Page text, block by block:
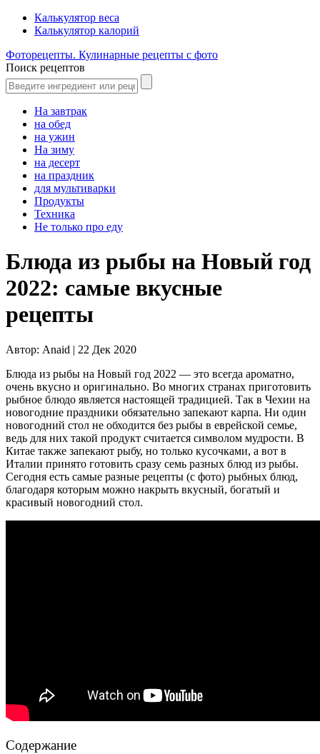
Калькулятор веса
Калькулятор калорий
Фоторецепты. Кулинарные рецепты с фото
Поиск рецептов
На завтрак
на обед
на ужин
На зиму
на десерт
на праздник
для мультиварки
Продукты
Техника
Не только про еду
Блюда из рыбы на Новый год
2022: самые вкусные
рецепты
Автор: Anaid | 22 Дек 2020
Блюда из рыбы на Новый год 2022 — это всегда ароматно,
очень вкусно и оригинально. Во многих странах приготовить
рыбное блюдо является настоящей традицией. Так в Чехии на
новогодние праздники обязательно запекают карпа. Ни один
новогодний стол не обходится без рыбы в еврейской семье,
ведь для них такой продукт считается символом мудрости. В
Китае также запекают рыбу, но только кусочками, а вот в
Италии принято готовить сразу семь разных блюд из рыбы.
Сегодня есть самые разные рецепты (с фото) рыбных блюд,
благодаря которым можно накрыть вкусный, богатый и
красивый новогодний стол.
Содержание